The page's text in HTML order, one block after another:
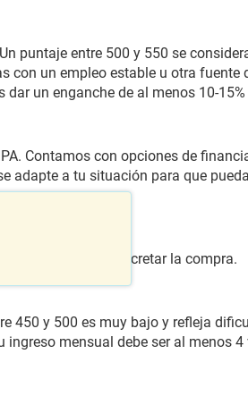
puntaje entre 500 y 550 se
un empleo estable u otra fuente
un enganche de al menos 10-
Contamos con opciones de
adapte a tu situación para que
lograremos concretar la compra.
450 y 500 es muy bajo y refleja
mensual debe ser al menos